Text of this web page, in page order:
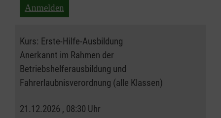
Anmelden
Kurs: Erste-Hilfe-Ausbildung
Anerkannt im Rahmen der
Betriebshelferausbildung und
Fahrerlaubnisverordnung (alle Klassen)
21.12.2026 , 08:30 Uhr